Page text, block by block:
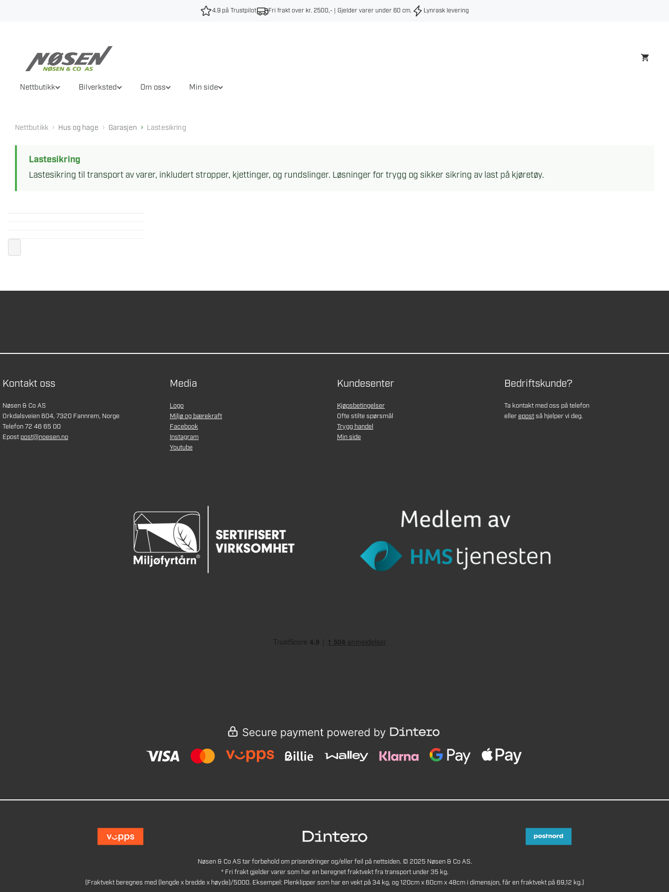
4.9 på Trustpilot Fri frakt over kr. 2500,- | Gjelder varer under 60 cm. Lynrask levering
Nettbutikk Bilverksted Om oss Min side
Nettbutikk › Hus og hage › Garasjen › Lastesikring
Lastesikring
Lastesikring til transport av varer, inkludert stropper, kjettinger, og rundslinger. Løsninger for trygg og sikker sikring av last på kjøretøy.
Kontakt oss
Nøsen & Co AS
Orkdalsveien 604, 7320 Fannrem, Norge
Telefon 72 46 65 00
Epost post@noesen.no
Media
Logo
Miljø og bærekraft
Facebook
Instagram
Youtube
Kundesenter
Kjøpsbetingelser
Ofte stilte spørsmål
Trygg handel
Min side
Bedriftskunde?
Ta kontakt med oss på telefon
ellerepostså hjelper vi deg.
Nøsen & Co AS tar forbehold om prisendringer og/eller feil på nettsiden. © 2025 Nøsen & Co AS.
* Fri frakt gjelder varer som har en beregnet fraktvekt fra transport under 35 kg.
(Fraktvekt beregnes med (lengde x bredde x høyde)/5000. Eksempel: Plenklipper som har en vekt på 34 kg, og 120cm x 60cm x 48cm i dimensjon, får en fraktvekt på 69,12 kg.)